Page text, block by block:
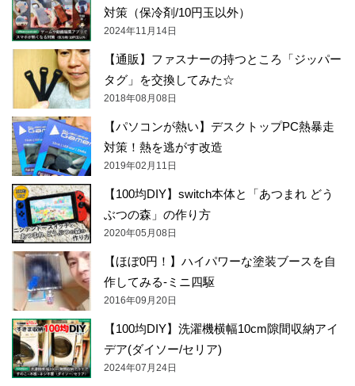
対策（保冷剤/10円玉以外）
2024年11月14日
【通販】ファスナーの持つところ「ジッパー
タグ」を交換してみた☆
2018年08月08日
【パソコンが熱い】デスクトップPC熱暴走
対策！熱を逃がす改造
2019年02月11日
【100均DIY】switch本体と「あつまれ どう
ぶつの森」の作り方
2020年05月08日
【ほぼ0円！】ハイパワーな塗装ブースを自
作してみる-ミニ四駆
2016年09月20日
【100均DIY】洗濯機横幅10cm隙間収納アイ
デア(ダイソー/セリア)
2024年07月24日